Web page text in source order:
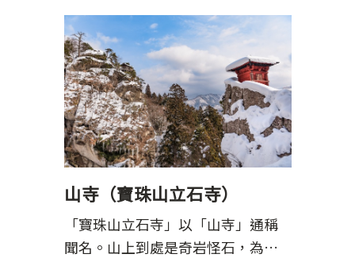
山寺（寶珠山立石寺）
「寶珠山立石寺」以「山寺」通稱
聞名。山上到處是奇岩怪石，為…